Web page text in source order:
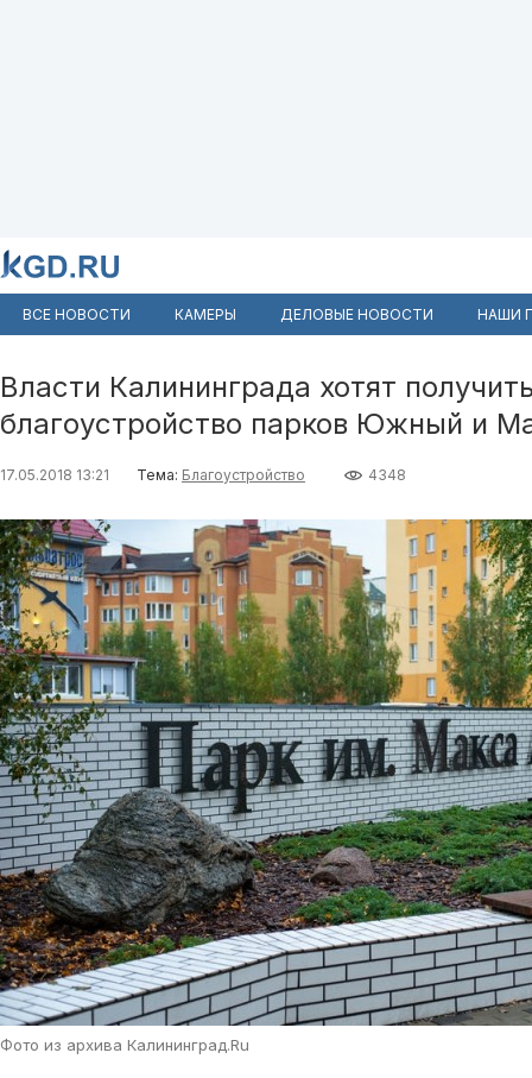
ВСЕ НОВОСТИ КАМЕРЫ ДЕЛОВЫЕ НОВОСТИ НАШИ
Власти Калининграда хотят
благоустройство парков Южный и
17.05.2018 13:21 Тема: Благоустройство 4348
Фото из архива Калининград.Ru